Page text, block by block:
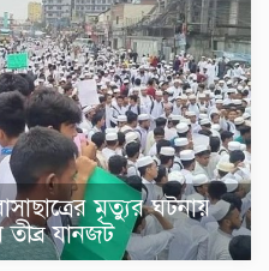
মৃত্যুর ঘটনায়
যানজট